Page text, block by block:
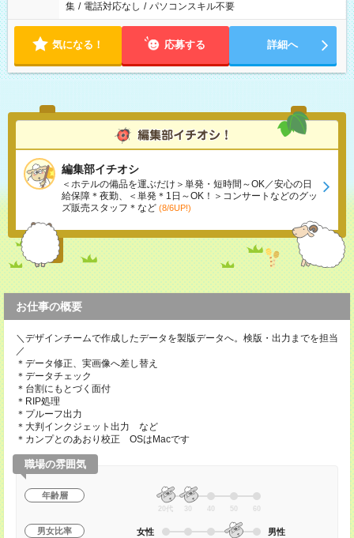
集 / 電話対応なし / パソコンスキル不要
気になる！ 応募する 詳細へ
編集部イチオシ
＜ホテルの備品を運ぶだけ＞単発・短時間～OK／安心の日
給保障＊夜勤、＜単発＊1日～OK！＞コンサートなどのグッ
ズ販売スタッフ＊など (8/6UP!)
お仕事の概要
＼デザインチームで作成したデータを製版データへ。検版・出力までを担当
／
＊データ修正、実画像へ差し替え
＊データチェック
＊台割にもとづく面付
＊RIP処理
＊プルーフ出力
＊大判インクジェット出力 など
＊カンプとのあおり校正 OSはMacです
職場の雰囲気
年齢層
20代 30 40 50 60
男女比率 女性 男性